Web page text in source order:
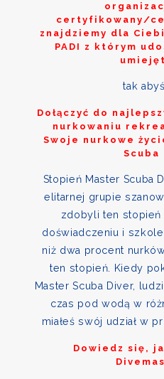
certyfikowany/
znajdziemy dla
PADI z którym
tak
Dołączyć do
nurkowaniu
Swoje nurkowe
Scuba
Stopień Master Scuba
elitarnej grupie
zdobyli ten stopień
doświadczeniu i
niż dwa procent
ten stopień. Kiedy
Master Scuba Diver,
czas pod wodą w
miałeś swój udział w
Dowiedz się,